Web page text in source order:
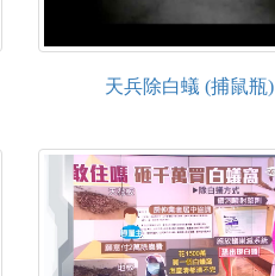
天兵除白蟻 (捕鼠瓶)